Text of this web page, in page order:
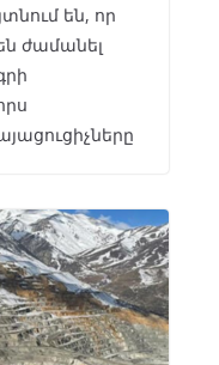
են, որ
ժամանել